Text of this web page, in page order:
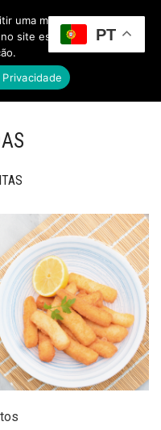
Toggle Menu
PT
uma melhor experiência
site estará a consentir a